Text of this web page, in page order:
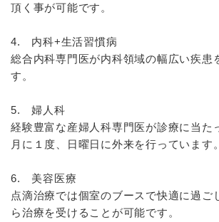
頂く事が可能です。
4. 内科+生活習慣病
総合内科専門医が内科領域の幅広い疾患
す。
5. 婦人科
経験豊富な産婦人科専門医が診療に当た
月に１度、日曜日に外来を行っています。
6. 美容医療
点滴治療では個室のブースで快適に過ご
ら治療を受けることが可能です。